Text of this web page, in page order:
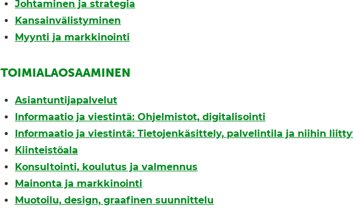
Johtaminen ja strategia
Kansainvälistyminen
Myynti ja markkinointi
TOIMIALAOSAAMINEN
Asiantuntijapalvelut
Informaatio ja viestintä: Ohjelmistot, digitalisointi
Informaatio ja viestintä: Tietojenkäsittely, palvelintila ja niihin
Kiinteistöala
Konsultointi, koulutus ja valmennus
Mainonta ja markkinointi
Muotoilu, design, graafinen suunnittelu